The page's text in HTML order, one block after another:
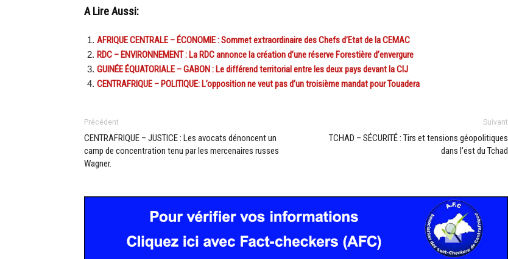
A Lire Aussi:
AFRIQUE CENTRALE – ÉCONOMIE : Sommet extraordinaire des Chefs d’Etat de la CEMAC
RDC – ENVIRONNEMENT : La RDC annonce la création d’une réserve Forestière d’envergure
GUINÉE ÉQUATORIALE – GABON : Le différend territorial entre les deux pays devant la CIJ
CENTRAFRIQUE – POLITIQUE: L’opposition ne veut pas d’un troisième mandat pour Touadera
Précédent
CENTRAFRIQUE – JUSTICE : Les avocats dénoncent un
camp de concentration tenu par les mercenaires russes
Wagner.
Suivant
TCHAD – SÉCURITÉ : Tirs et tensions géopolitiques
dans l’est du Tchad